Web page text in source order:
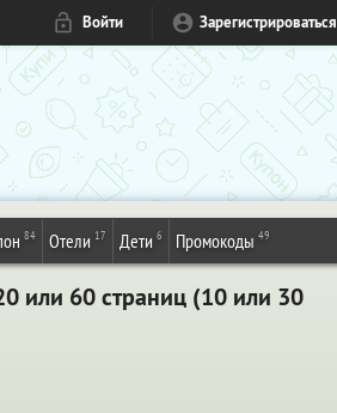
Войти Зарегистрироваться
84 Отели 17 Дети 6 Промокоды 49
или 60 страниц (10 или 30